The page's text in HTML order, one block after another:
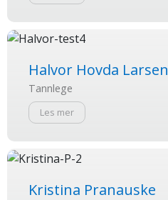
Halvor Hovda Larsen
Tannlege
Les mer
Kristina Pranauske